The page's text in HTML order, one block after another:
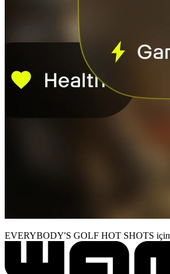
EVERYBODY'S GOLF HOT SHOTS için